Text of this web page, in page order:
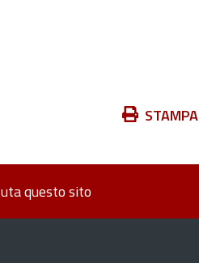
Azioni STAMPA
questo sito